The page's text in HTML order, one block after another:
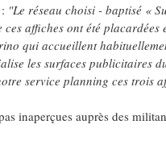
"Le réseau choisi - baptisé «
affiches ont été placardées
qui accueillent
les surfaces publicitaires
service planning ces trois
inaperçues auprès des